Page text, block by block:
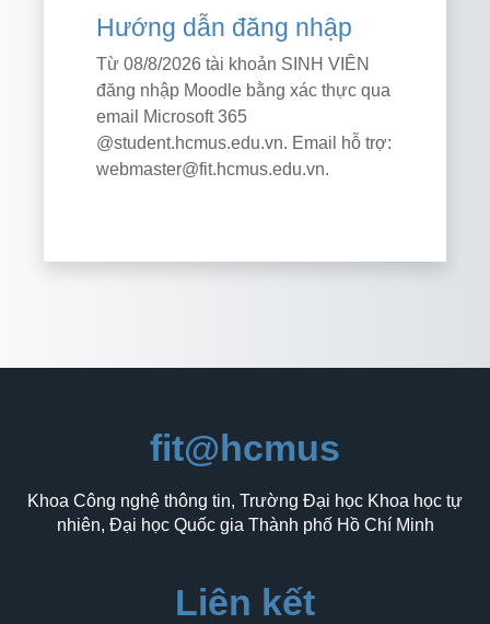
Hướng dẫn đăng nhập
Từ 08/8/2026 tài khoản SINH VIÊN
đăng nhập Moodle bằng xác thực qua
email Microsoft 365
@student.hcmus.edu.vn. Email hỗ trợ:
webmaster@fit.hcmus.edu.vn.
fit@hcmus
Khoa Công nghệ thông tin, Trường Đại học Khoa học tự
nhiên, Đại học Quốc gia Thành phố Hồ Chí Minh
Liên kết